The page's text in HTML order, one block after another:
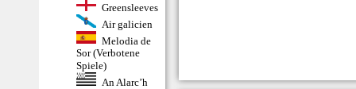
Greensleeves
Air galicien
Melodia de
Sor (Verbotene
Spiele)
An Alarc’h